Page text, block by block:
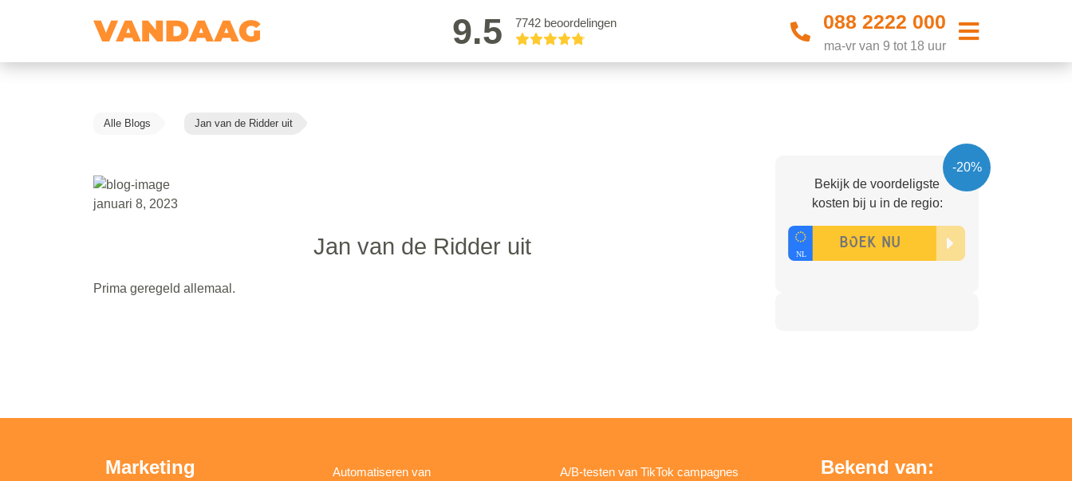
9.5 7742 beoordelingen 088 2222 000
ma-vr van 9 tot 18 uur
Alle Blogs Jan van de Ridder uit
januari 8, 2023
Jan van de Ridder uit
Prima geregeld allemaal.
-20%
Bekijk de voordeligste
kosten bij u in de regio:
Marketing
Automatiseren van
A/B-testen van TikTok campagnes
Bekend van: